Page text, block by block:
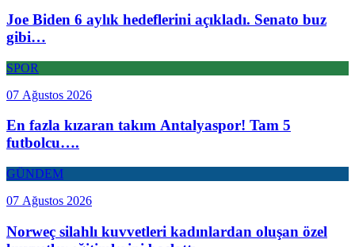
Joe Biden 6 aylık hedeflerini açıkladı. Senato buz
gibi…
SPOR
07 Ağustos 2026
En fazla kızaran takım Antalyaspor! Tam 5
futbolcu….
GÜNDEM
07 Ağustos 2026
Norweç silahlı kuvvetleri kadınlardan oluşan özel